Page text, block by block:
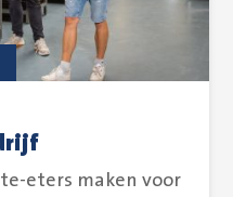
eters maken voor